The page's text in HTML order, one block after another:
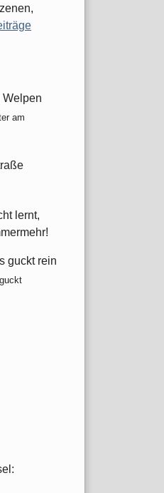
Welpen
am
lernt,
guckt rein